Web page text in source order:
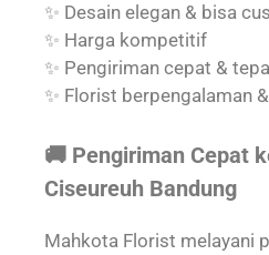
✨ Desain elegan & bisa
✨ Harga kompetitif
✨ Pengiriman cepat &
✨ Florist berpengalaman
🚚 Pengiriman Cepat
Ciseureuh Bandung
Mahkota Florist melayani